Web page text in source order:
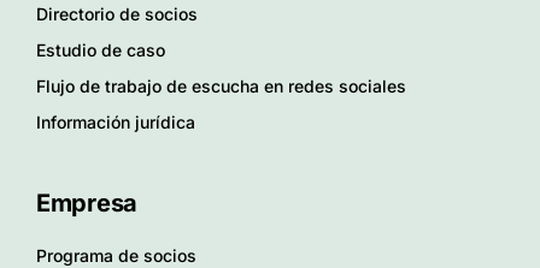
Directorio de socios
Estudio de caso
Flujo de trabajo de escucha en redes sociales
Información jurídica
Empresa
Programa de socios